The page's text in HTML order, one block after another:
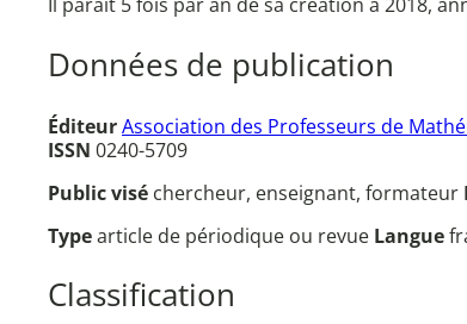
Il paraît 5 fois par an de sa création à 2018,
Données de publication
ÉditeurAssociation des Professeurs de
ISSN 0240-5709
Public visé chercheur, enseignant, formateur
Typearticle de périodique ou revue Langue
Classification